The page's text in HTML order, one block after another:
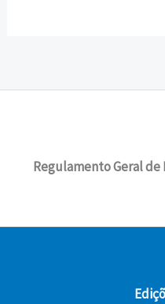
Regulamento Geral de